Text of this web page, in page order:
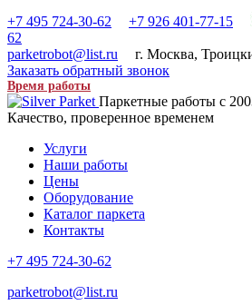
+7 495 724-30-62 +7 926 401-77-15
62
parketrobot@list.ru
г. Москва,
Заказать обратный звонок
Время работы
Паркетные работы с
Качество, проверенное временем
Услуги
Наши работы
Цены
Оборудование
Каталог паркета
Контакты
+7 495 724-30-62
parketrobot@list.ru